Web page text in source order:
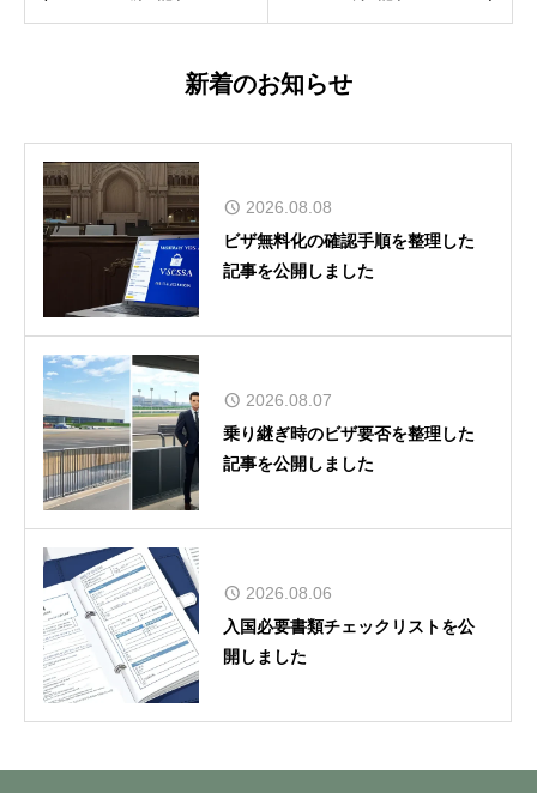
新着のお知らせ
2026.08.08
ビザ無料化の確認手順を整理した
記事を公開しました
2026.08.07
乗り継ぎ時のビザ要否を整理した
記事を公開しました
2026.08.06
入国必要書類チェックリストを公
開しました